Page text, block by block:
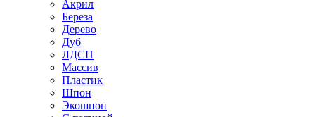
Акрил
Береза
Дерево
Дуб
ЛДСП
Массив
Пластик
Шпон
Экошпон